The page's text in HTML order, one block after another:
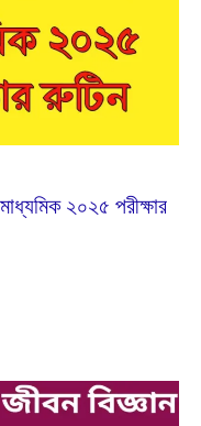
২০২৫ পরীক্ষার